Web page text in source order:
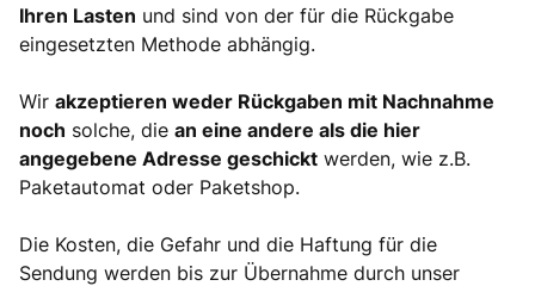
Ihren Lasten und sind von der für die Rückgabe
eingesetzten Methode abhängig.
Wir akzeptieren weder Rückgaben mit Nachnahme
noch solche, die an eine andere als die hier
angegebene Adresse geschickt werden, wie z.B.
Paketautomat oder Paketshop.
Die Kosten, die Gefahr und die Haftung für die
Sendung werden bis zur Übernahme durch unser